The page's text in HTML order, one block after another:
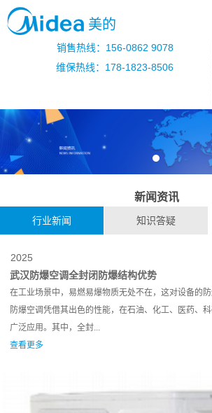
美的
销售热线：156-0862 9078
维保热线：178-1823-8506
新闻资讯
行业新闻 知识答疑
2025
武汉防爆空调全封闭防爆结构优势
在工业场景中，易燃易爆物质无处不在，这对设备的防
防爆空调凭借其出色的性能，在石油、化工、医药、
广泛应用。其中，全封...
查看更多